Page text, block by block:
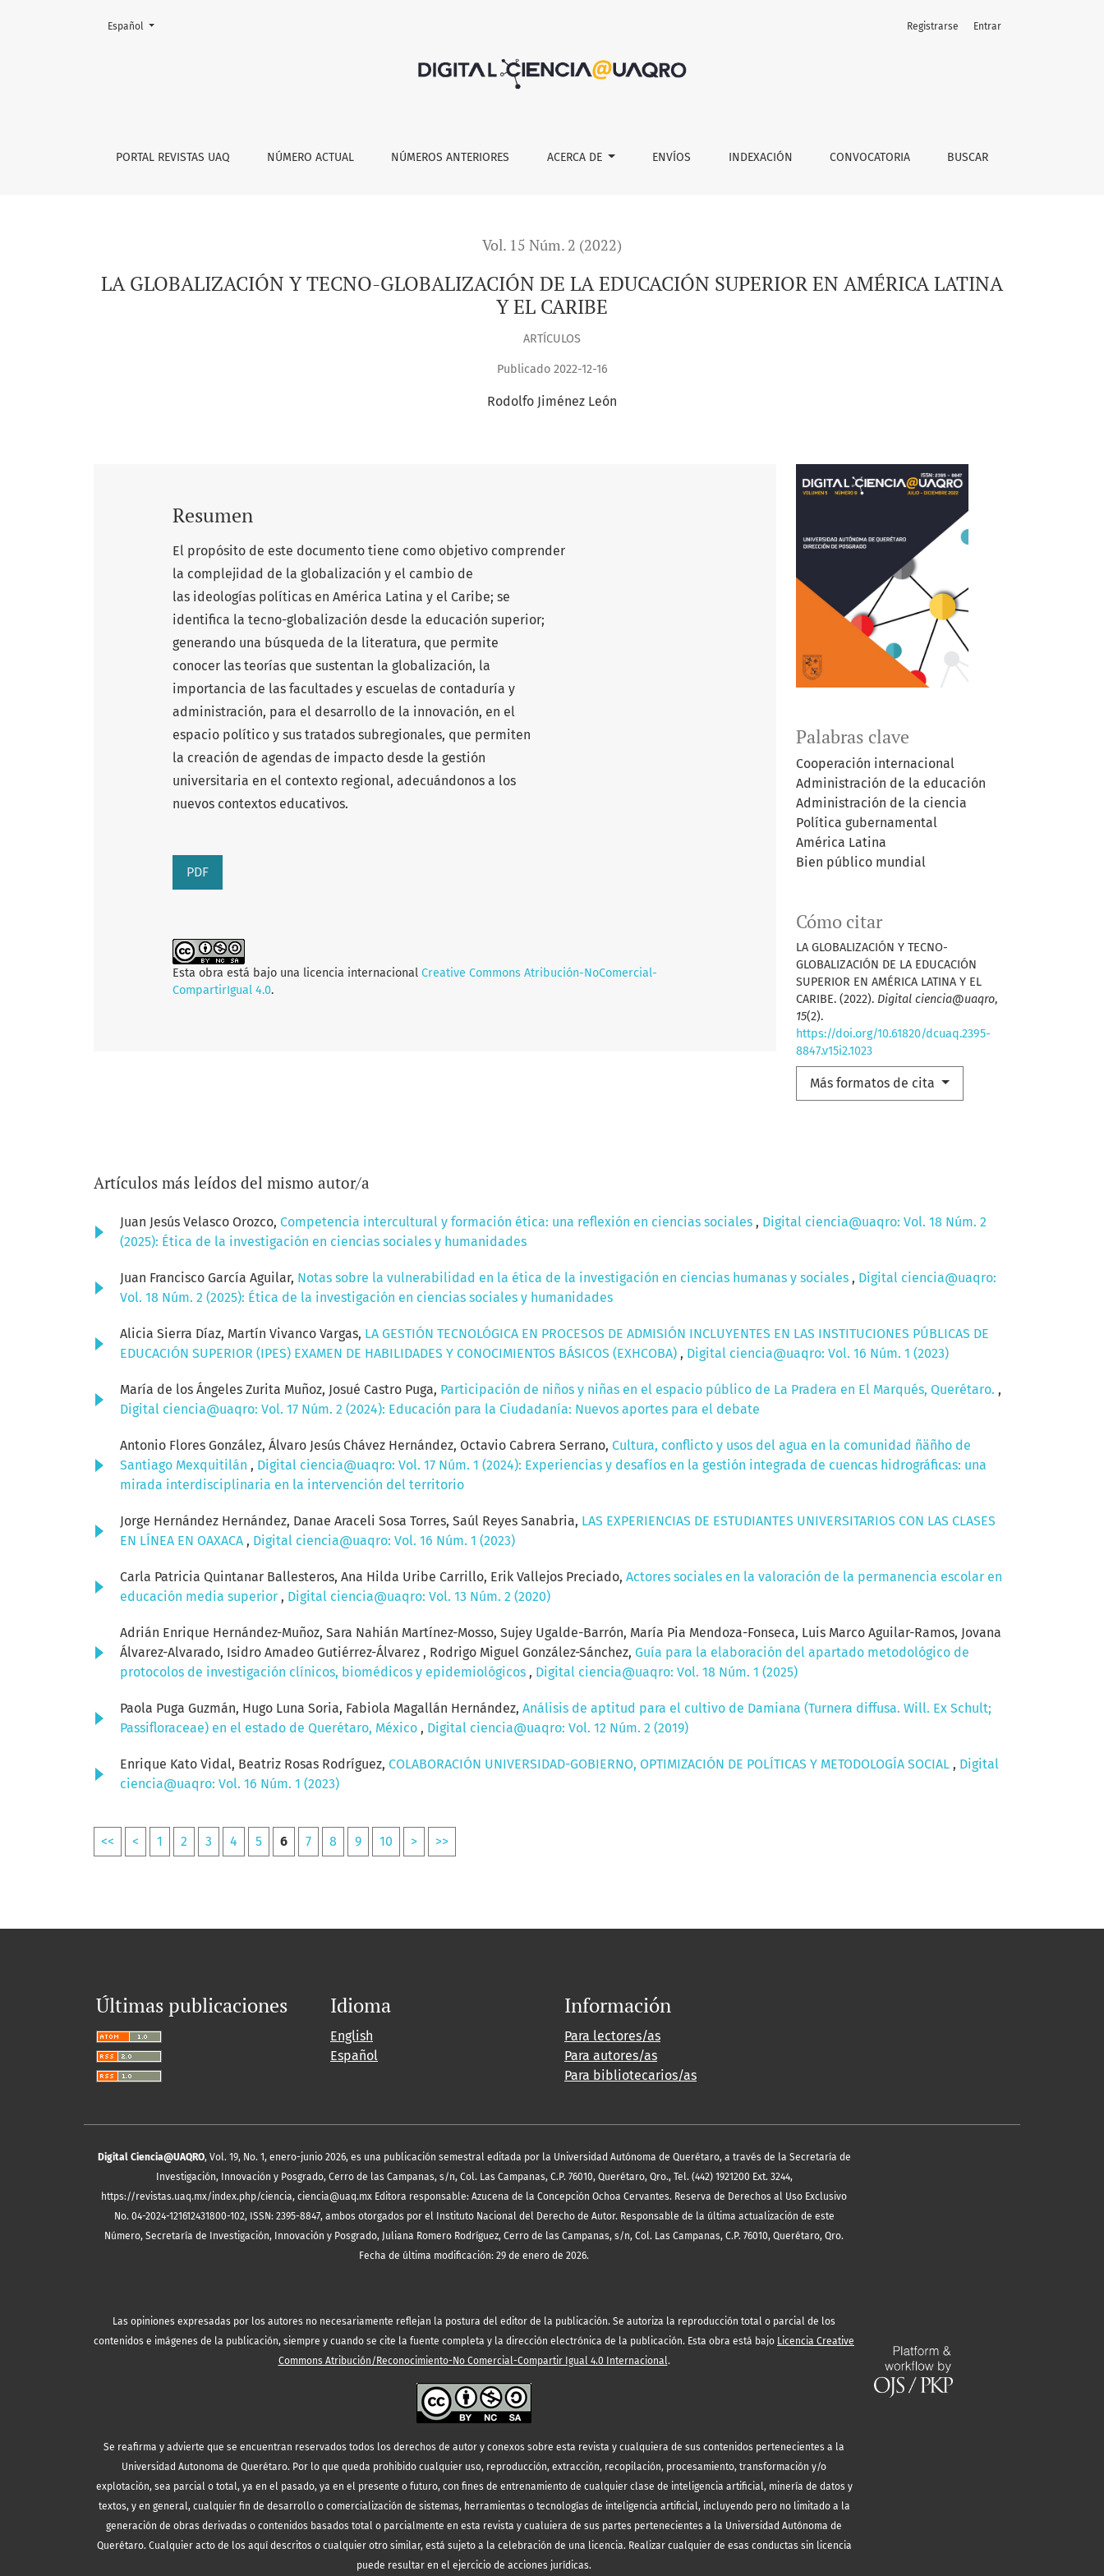
LA GLOBALIZACIÓN Y TECNO-GLOBALIZACIÓN DE LA EDUCACIÓN SUPERIOR EN AMÉRICA LATINA Y EL CARIBE
PORTAL REVISTAS UAQ NÚMERO ACTUAL NÚMEROS ANTERIORES ACERCA DE ENVÍOS INDEXACIÓN CONVOCATORIA BUSCAR
Registrarse Entrar
Cambiar el idioma. El actual es:
Español
Vol. 15 Núm. 2 (2022)
LA GLOBALIZACIÓN Y TECNO-GLOBALIZACIÓN DE LA EDUCACIÓN SUPERIOR EN AMÉRICA LATINA
Y EL CARIBE
ARTÍCULOS
Publicado 2022-12-16
Rodolfo Jiménez León
Palabras clave
Cooperación internacional
Administración de la educación
Administración de la ciencia
Política gubernamental
América Latina
Bien público mundial
Cómo citar
LA GLOBALIZACIÓN Y TECNO-
GLOBALIZACIÓN DE LA EDUCACIÓN
SUPERIOR EN AMÉRICA LATINA Y EL
CARIBE. (2022). Digital ciencia@uaqro,
15(2).
https://doi.org/10.61820/dcuaq.2395-
8847.v15i2.1023
Más formatos de cita
Resumen
El propósito de este documento tiene como objetivo comprender
la complejidad de la globalización y el cambio de
las ideologías políticas en América Latina y el Caribe; se
identifica la tecno-globalización desde la educación superior;
generando una búsqueda de la literatura, que permite
conocer las teorías que sustentan la globalización, la
importancia de las facultades y escuelas de contaduría y
administración, para el desarrollo de la innovación, en el
espacio político y sus tratados subregionales, que permiten
la creación de agendas de impacto desde la gestión
universitaria en el contexto regional, adecuándonos a los
nuevos contextos educativos.
PDF
Esta obra está bajo una licencia internacional Creative Commons Atribución-NoComercial-
CompartirIgual 4.0.
Artículos más leídos del mismo autor/a
Juan Jesús Velasco Orozco, Competencia intercultural y formación ética: una reflexión en ciencias sociales , Digital ciencia@uaqro: Vol. 18 Núm. 2
(2025): Ética de la investigación en ciencias sociales y humanidades
Juan Francisco García Aguilar, Notas sobre la vulnerabilidad en la ética de la investigación en ciencias humanas y sociales , Digital ciencia@uaqro:
Vol. 18 Núm. 2 (2025): Ética de la investigación en ciencias sociales y humanidades
Alicia Sierra Díaz, Martín Vivanco Vargas, LA GESTIÓN TECNOLÓGICA EN PROCESOS DE ADMISIÓN INCLUYENTES EN LAS INSTITUCIONES PÚBLICAS DE
EDUCACIÓN SUPERIOR (IPES) EXAMEN DE HABILIDADES Y CONOCIMIENTOS BÁSICOS (EXHCOBA) , Digital ciencia@uaqro: Vol. 16 Núm. 1 (2023)
María de los Ángeles Zurita Muñoz, Josué Castro Puga, Participación de niños y niñas en el espacio público de La Pradera en El Marqués, Querétaro. ,
Digital ciencia@uaqro: Vol. 17 Núm. 2 (2024): Educación para la Ciudadanía: Nuevos aportes para el debate
Antonio Flores González, Álvaro Jesús Chávez Hernández, Octavio Cabrera Serrano, Cultura, conflicto y usos del agua en la comunidad ñäñho de
Santiago Mexquitilán , Digital ciencia@uaqro: Vol. 17 Núm. 1 (2024): Experiencias y desafíos en la gestión integrada de cuencas hidrográficas: una
mirada interdisciplinaria en la intervención del territorio
Jorge Hernández Hernández, Danae Araceli Sosa Torres, Saúl Reyes Sanabria, LAS EXPERIENCIAS DE ESTUDIANTES UNIVERSITARIOS CON LAS CLASES
EN LÍNEA EN OAXACA , Digital ciencia@uaqro: Vol. 16 Núm. 1 (2023)
Carla Patricia Quintanar Ballesteros, Ana Hilda Uribe Carrillo, Erik Vallejos Preciado, Actores sociales en la valoración de la permanencia escolar en
educación media superior , Digital ciencia@uaqro: Vol. 13 Núm. 2 (2020)
Adrián Enrique Hernández-Muñoz, Sara Nahián Martínez-Mosso, Sujey Ugalde-Barrón, María Pia Mendoza-Fonseca, Luis Marco Aguilar-Ramos, Jovana
Álvarez-Alvarado, Isidro Amadeo Gutiérrez-Álvarez , Rodrigo Miguel González-Sánchez, Guía para la elaboración del apartado metodológico de
protocolos de investigación clínicos, biomédicos y epidemiológicos , Digital ciencia@uaqro: Vol. 18 Núm. 1 (2025)
Paola Puga Guzmán, Hugo Luna Soria, Fabiola Magallán Hernández, Análisis de aptitud para el cultivo de Damiana (Turnera diffusa. Will. Ex Schult;
Passifloraceae) en el estado de Querétaro, México , Digital ciencia@uaqro: Vol. 12 Núm. 2 (2019)
Enrique Kato Vidal, Beatriz Rosas Rodríguez, COLABORACIÓN UNIVERSIDAD-GOBIERNO, OPTIMIZACIÓN DE POLÍTICAS Y METODOLOGÍA SOCIAL , Digital
ciencia@uaqro: Vol. 16 Núm. 1 (2023)
<< < 1 2 3 4 5 6 7 8 9 10 > >>
Últimas publicaciones Idioma
English
Español
Información
Para lectores/as
Para autores/as
Para bibliotecarios/as
Digital Ciencia@UAQRO, Vol. 19, No. 1, enero-junio 2026, es una publicación semestral editada por la Universidad Autónoma de Querétaro, a través de la Secretaría de
Investigación, Innovación y Posgrado, Cerro de las Campanas, s/n, Col. Las Campanas, C.P. 76010, Querétaro, Qro., Tel. (442) 1921200 Ext. 3244,
https://revistas.uaq.mx/index.php/ciencia, ciencia@uaq.mx Editora responsable: Azucena de la Concepción Ochoa Cervantes. Reserva de Derechos al Uso Exclusivo
No. 04-2024-121612431800-102, ISSN: 2395-8847, ambos otorgados por el Instituto Nacional del Derecho de Autor. Responsable de la última actualización de este
Número, Secretaría de Investigación, Innovación y Posgrado, Juliana Romero Rodríguez, Cerro de las Campanas, s/n, Col. Las Campanas, C.P. 76010, Querétaro, Qro.
Fecha de última modificación: 29 de enero de 2026.
Las opiniones expresadas por los autores no necesariamente reflejan la postura del editor de la publicación. Se autoriza la reproducción total o parcial de los
contenidos e imágenes de la publicación, siempre y cuando se cite la fuente completa y la dirección electrónica de la publicación. Esta obra está bajo Licencia Creative
Commons Atribución/Reconocimiento-No Comercial-Compartir Igual 4.0 Internacional.
Se reafirma y advierte que se encuentran reservados todos los derechos de autor y conexos sobre esta revista y cualquiera de sus contenidos pertenecientes a la
Universidad Autonoma de Querétaro. Por lo que queda prohibido cualquier uso, reproducción, extracción, recopilación, procesamiento, transformación y/o
explotación, sea parcial o total, ya en el pasado, ya en el presente o futuro, con fines de entrenamiento de cualquier clase de inteligencia artificial, minería de datos y
textos, y en general, cualquier fin de desarrollo o comercialización de sistemas, herramientas o tecnologías de inteligencia artificial, incluyendo pero no limitado a la
generación de obras derivadas o contenidos basados total o parcialmente en esta revista y cualuiera de sus partes pertenecientes a la Universidad Autónoma de
Querétaro. Cualquier acto de los aquí descritos o cualquier otro similar, está sujeto a la celebración de una licencia. Realizar cualquier de esas conductas sin licencia
puede resultar en el ejercicio de acciones jurídicas.